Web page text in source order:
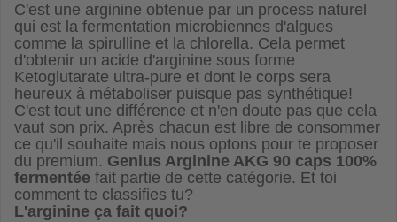
C'est une arginine obtenue par un process naturel
qui est la fermentation microbiennes d'algues
comme la spirulline et la chlorella. Cela permet
d'obtenir un acide d'arginine sous forme
Ketoglutarate ultra-pure et dont le corps sera
heureux à métaboliser puisque pas synthétique!
C'est tout une différence et n'en doute pas que cela
vaut son prix. Après chacun est libre de consommer
ce qu'il souhaite mais nous optons pour te proposer
du premium. Genius Arginine AKG 90 caps 100%
fermentée fait partie de cette catégorie. Et toi
comment te classifies tu?
L'arginine ça fait quoi?